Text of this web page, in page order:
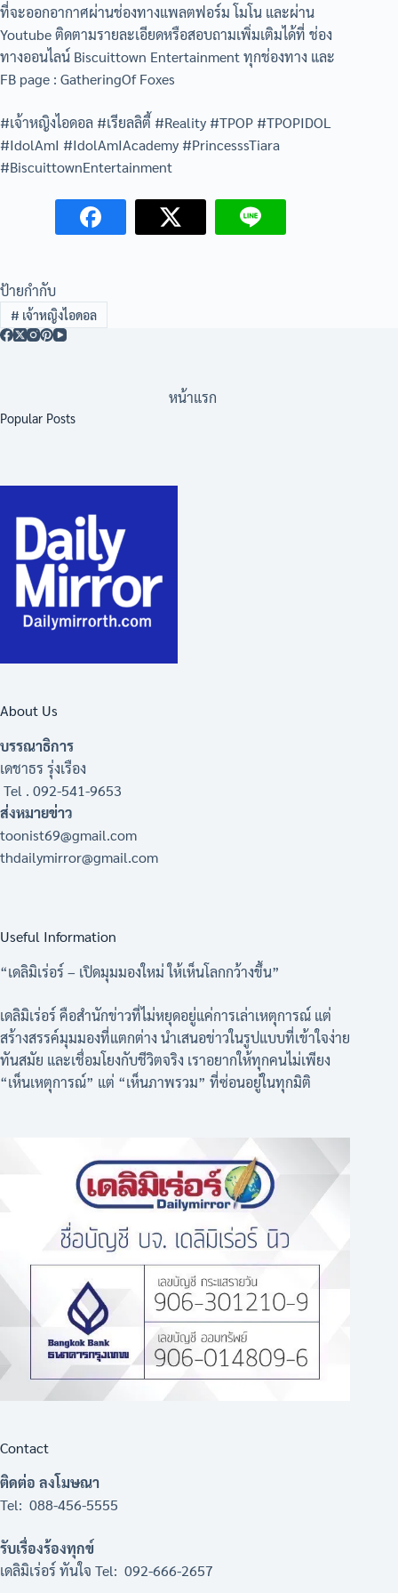
ที่จะออกอากาศผ่านช่องทางแพลตฟอร์ม โมโน และผ่าน
Youtube ติดตามรายละเอียดหรือสอบถามเพิ่มเติมได้ที่ ช่อง
ทางออนไลน์ Biscuittown Entertainment ทุกช่องทาง และ
FB page : GatheringOf Foxes
#เจ้าหญิงไอดอล #เรียลลิตี้ #Reality #TPOP #TPOPIDOL
#IdolAmI #IdolAmIAcademy #PrincesssTiara
#BiscuittownEntertainment
ป้ายกำกับ
# เจ้าหญิงไอดอล
หน้าแรก
Popular Posts
About Us
บรรณาธิการ
เดชาธร รุ่งเรือง
Tel . 092-541-9653
ส่งหมายข่าว
toonist69@gmail.com
thdailymirror@gmail.com
Useful Information
“เดลิมิเร่อร์ – เปิดมุมมองใหม่ ให้เห็นโลกกว้างขึ้น”
เดลิมิเร่อร์ คือสำนักข่าวที่ไม่หยุดอยู่แค่การเล่าเหตุการณ์ แต่
สร้างสรรค์มุมมองที่แตกต่าง นำเสนอข่าวในรูปแบบที่เข้าใจง่าย
ทันสมัย และเชื่อมโยงกับชีวิตจริง เราอยากให้ทุกคนไม่เพียง
“เห็นเหตุการณ์” แต่ “เห็นภาพรวม” ที่ซ่อนอยู่ในทุกมิติ
Contact
ติดต่อ ลงโมษณา
Tel: 088-456-5555
รับเรื่องร้องทุกข์
เดลิมิเร่อร์ ทันใจ Tel: 092-666-2657